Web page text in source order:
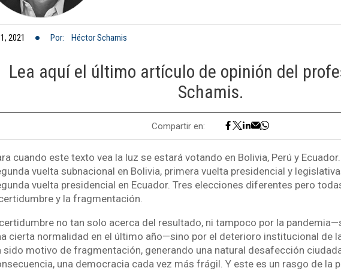
2021 Por: Héctor Schamis
Lea aquí el último artículo de opinión del
Schamis.
Compartir en:
cuando este texto vea la luz se estará votando en Bolivia, Perú y
vuelta subnacional en Bolivia, primera vuelta presidencial y
vuelta presidencial en Ecuador. Tres elecciones diferentes pero
y la fragmentación.
no tan solo acerca del resultado, ni tampoco por la
cierta normalidad en el último año—sino por el deterioro institucional de
sido motivo de fragmentación, generando una natural desafección
una democracia cada vez más frágil. Y este es un rasgo de la